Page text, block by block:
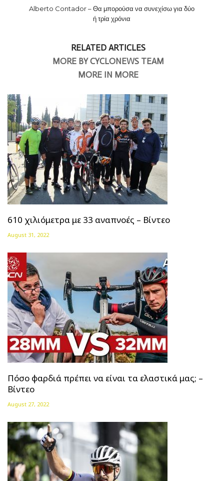
Alberto Contador – Θα μπορούσα να συνεχίσω για δύο
ή τρία χρόνια
RELATED ARTICLES
MORE BY CYCLONEWS TEAM
MORE IN MORE
610 χιλιόμετρα με 33 αναπνοές – Βίντεο
August 31, 2022
Πόσο φαρδιά πρέπει να είναι τα ελαστικά μας; –
Βίντεο
August 27, 2022